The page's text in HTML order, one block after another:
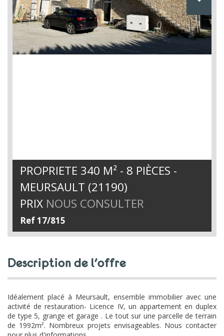
PROPRIETE 340 M² - 8 PIÈCES -
MEURSAULT (21190)
PRIX NOUS CONSULTER
Ref 17/815
description de l'offre
Idéalement placé à Meursault, ensemble immobilier avec une
activité de restauration- Licence IV, un appartement en duplex
de type 5, grange et garage . Le tout sur une parcelle de terrain
de 1992m². Nombreux projets envisageables. Nous contacter